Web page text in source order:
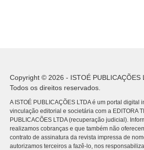
Copyright © 2026 - ISTOÉ PUBLICAÇÕES
Todos os direitos reservados.
A ISTOÉ PUBLICAÇÕES LTDA é um portal digital
vinculação editorial e societária com a EDITORA
PUBLICACÕES LTDA (recuperação judicial).
realizamos cobranças e que também não
contrato de assinatura da revista impressa de
autorizamos terceiros a fazê-lo, nos